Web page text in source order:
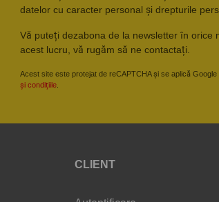
datelor cu caracter personal și drepturile
Vă puteți dezabona de la newsletter în orice
acest lucru, vă rugăm să ne contactați.
Acest site este protejat de reCAPTCHA și se aplică Google
și condițiile
CLIENT